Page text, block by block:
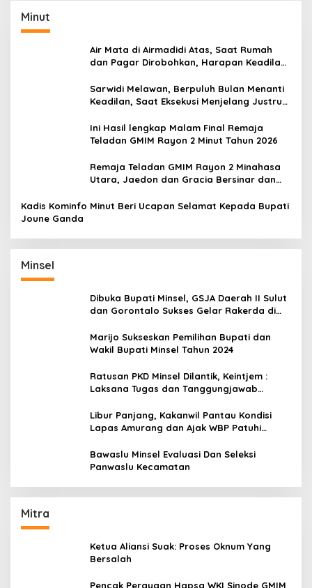
Minut
Air Mata di Airmadidi Atas, Saat Rumah
dan Pagar Dirobohkan, Harapan Keadilan
Sarwidi Melawan, Berpuluh Bulan Menanti
Keadilan, Saat Eksekusi Menjelang Justru
Ini Hasil lengkap Malam Final Remaja
Teladan GMIM Rayon 2 Minut Tahun 2026
Remaja Teladan GMIM Rayon 2 Minahasa
Utara, Jaedon dan Gracia Bersinar dan
Kadis Kominfo Minut Beri Ucapan Selamat Kepada Bupati
Joune Ganda
Minsel
Dibuka Bupati Minsel, GSJA Daerah II Sulut
dan Gorontalo Sukses Gelar Rakerda di
Marijo Sukseskan Pemilihan Bupati dan
Wakil Bupati Minsel Tahun 2024
Ratusan PKD Minsel Dilantik, Keintjem :
Laksana Tugas dan Tanggungjawab
Libur Panjang, Kakanwil Pantau Kondisi
Lapas Amurang dan Ajak WBP Patuhi
Bawaslu Minsel Evaluasi Dan Seleksi
Panwaslu Kecamatan
Mitra
Ketua Aliansi Suak: Proses Oknum Yang
Bersalah
Pencak Perayaan Hapsa WKI Sinode GMIM